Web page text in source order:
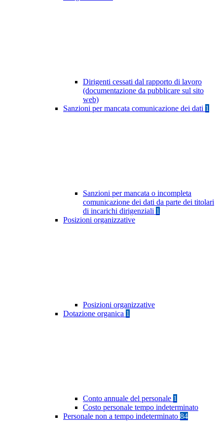
Dirigenti cessati dal rapporto di lavoro
(documentazione da pubblicare sul sito
web)
Sanzioni per mancata comunicazione dei dati 1
Sanzioni per mancata o incompleta
comunicazione dei dati da parte dei titolari
di incarichi dirigenziali 1
Posizioni organizzative
Posizioni organizzative
Dotazione organica 1
Conto annuale del personale 1
Costo personale tempo indeterminato
Personale non a tempo indeterminato 84